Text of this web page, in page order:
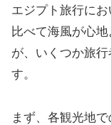
エジプト旅行に
比べて海風が心
が、いくつか旅
す。
まず、各観光地